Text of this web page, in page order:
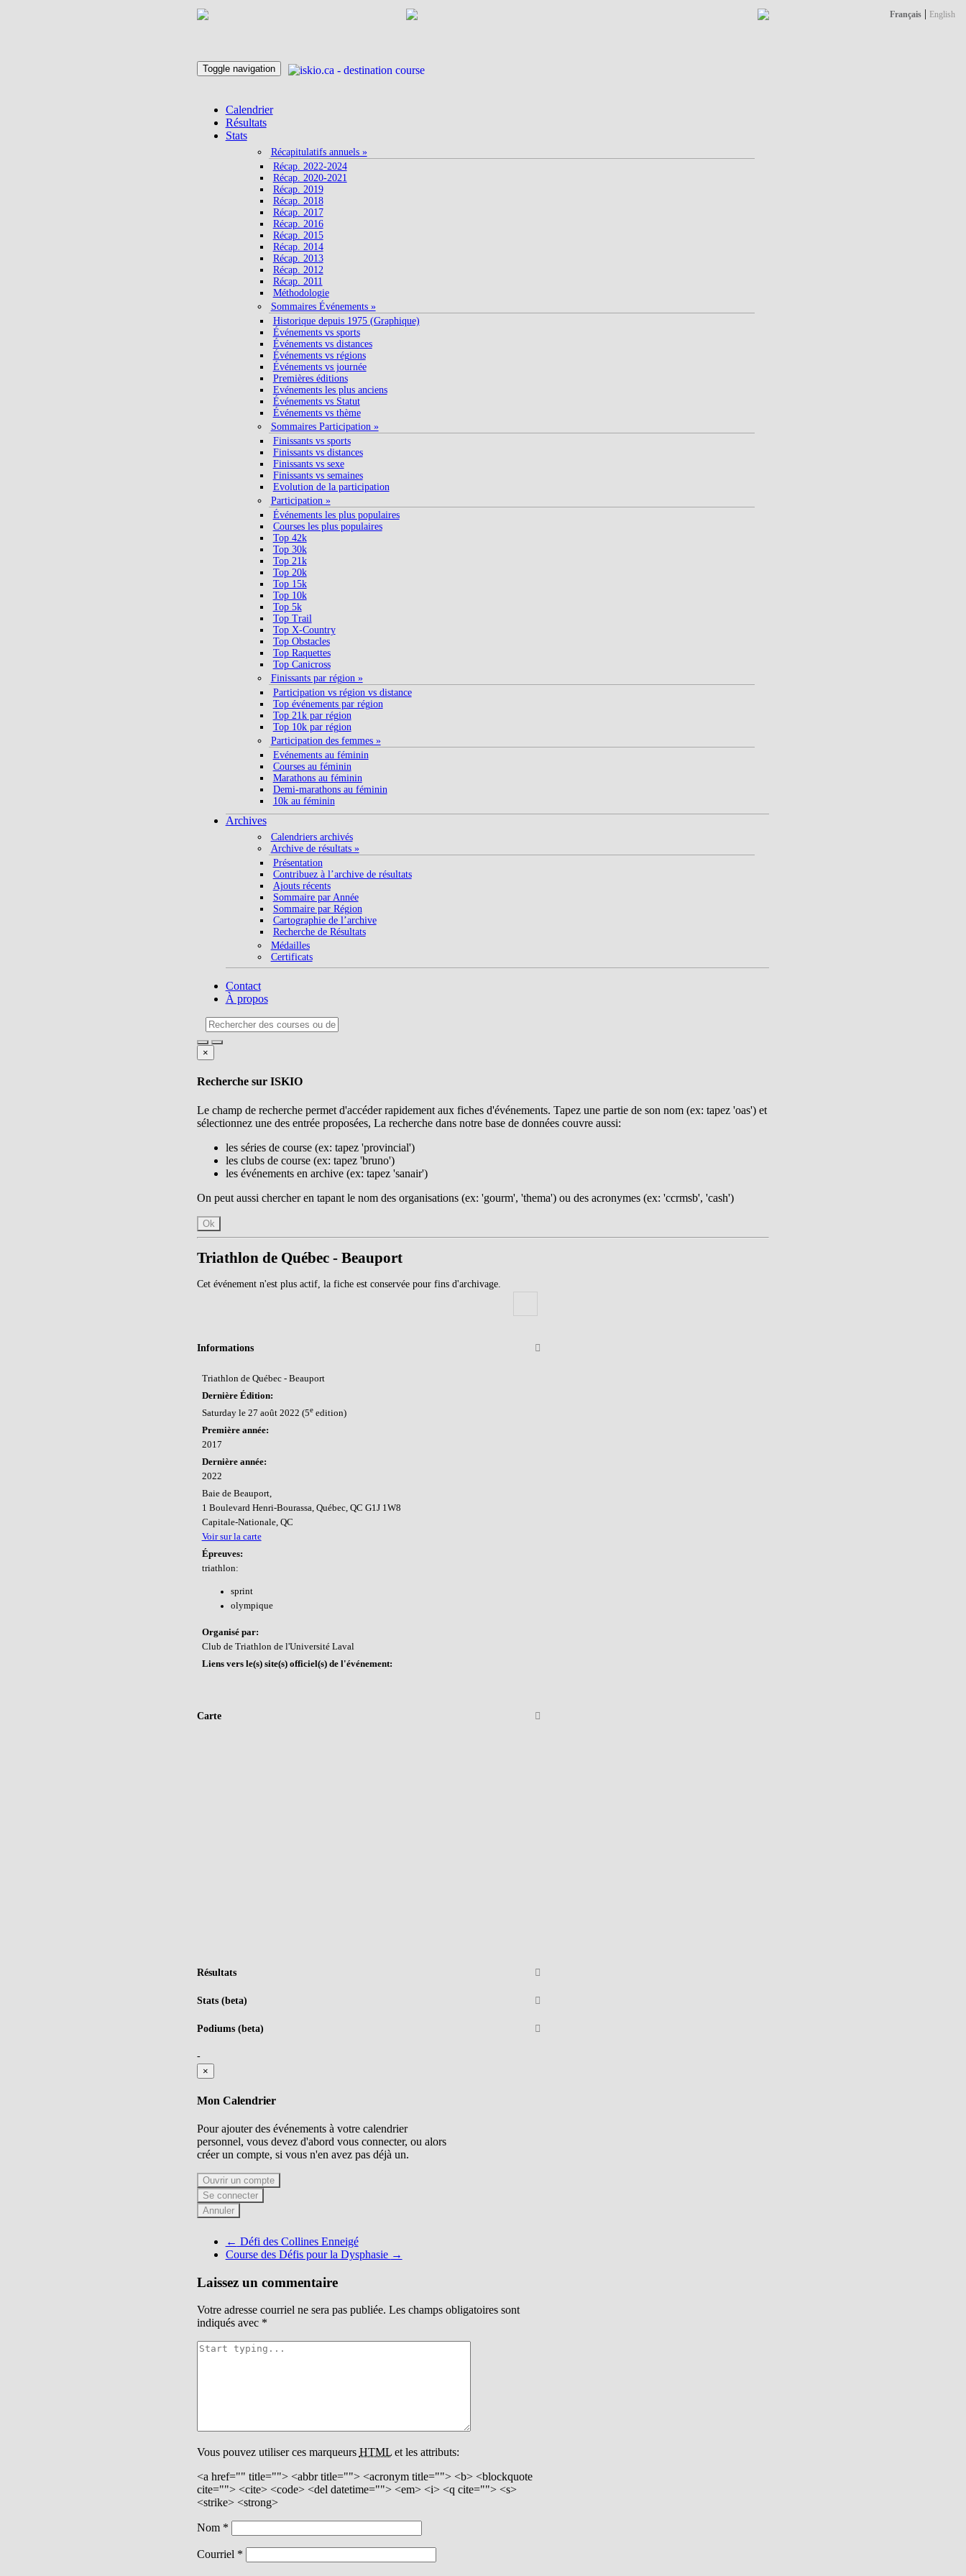
Toggle navigation
Calendrier
Résultats
Stats
Récapitulatifs annuels »
Récap. 2022-2024
Récap. 2020-2021
Récap. 2019
Récap. 2018
Récap. 2017
Récap. 2016
Récap. 2015
Récap. 2014
Récap. 2013
Récap. 2012
Récap. 2011
Méthodologie
Sommaires Événements »
Historique depuis 1975 (Graphique)
Événements vs sports
Événements vs distances
Événements vs régions
Événements vs journée
Premières éditions
Evénements les plus anciens
Événements vs Statut
Événements vs thème
Sommaires Participation »
Finissants vs sports
Finissants vs distances
Finissants vs sexe
Finissants vs semaines
Evolution de la participation
Participation »
Événements les plus populaires
Courses les plus populaires
Top 42k
Top 30k
Top 21k
Top 20k
Top 15k
Top 10k
Top 5k
Top Trail
Top X-Country
Top Obstacles
Top Raquettes
Top Canicross
Finissants par région »
Participation vs région vs distance
Top événements par région
Top 21k par région
Top 10k par région
Participation des femmes »
Evénements au féminin
Courses au féminin
Marathons au féminin
Demi-marathons au féminin
10k au féminin
Archives
Calendriers archivés
Archive de résultats »
Présentation
Contribuez à l’archive de résultats
Ajouts récents
Sommaire par Année
Sommaire par Région
Cartographie de l’archive
Recherche de Résultats
Médailles
Certificats
Contact
À propos
Français | English
×
Recherche sur ISKIO
Le champ de recherche permet d'accéder rapidement aux fiches d'événements. Tapez une partie de son nom (ex: tapez 'oas') et
sélectionnez une des entrée proposées, La recherche dans notre base de données couvre aussi:
les séries de course (ex: tapez 'provincial')
les clubs de course (ex: tapez 'bruno')
les événements en archive (ex: tapez 'sanair')
On peut aussi chercher en tapant le nom des organisations (ex: 'gourm', 'thema') ou des acronymes (ex: 'ccrmsb', 'cash')
Ok
Triathlon de Québec - Beauport
Cet événement n'est plus actif, la fiche est conservée pour fins d'archivage.
Informations
Triathlon de Québec - Beauport
Dernière Édition:
Saturday le 27 août 2022 (5eedition)
Première année:
2017
Dernière année:
2022
Baie de Beauport,
1 Boulevard Henri-Bourassa, Québec, QC G1J 1W8
Capitale-Nationale, QC
Voir sur la carte
Épreuves:
triathlon:
sprint
olympique
Organisé par:
Club de Triathlon de l'Université Laval
Liens vers le(s) site(s) officiel(s) de l'événement:
Carte
Résultats
Stats (beta)
Podiums (beta)
-
×
Mon Calendrier
Pour ajouter des événements à votre calendrier
personnel, vous devez d'abord vous connecter, ou alors
créer un compte, si vous n'en avez pas déjà un.
Ouvrir un compte
Se connecter
Annuler
Navigation
pour
les
articles
← Défi des Collines Enneigé
Course des Défis pour la Dysphasie →
Laissez un commentaire
Votre adresse courriel ne sera pas publiée. Les champs obligatoires sont
indiqués avec *
Vous pouvez utiliser ces marqueurs HTMLet les attributs:
<a href="" title=""> <abbr title=""> <acronym title=""> <b> <blockquote
cite=""> <cite> <code> <del datetime=""> <em> <i> <q cite=""> <s>
<strike> <strong>
Nom *
Courriel *